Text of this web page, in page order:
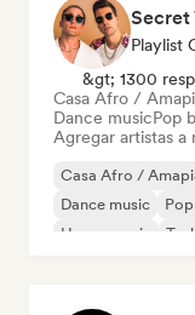
Secret
Playlist
&gt; 1300
Casa Afro /
Dance musicPop
Agregar artistas a
Casa Afro /
Dance music
House music